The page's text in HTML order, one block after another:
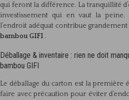
qui feront la différence. La tranquillité
investissement qui en vaut la
l’endroit adéquat contribue grandement
bambou GIFI .
Déballage & inventaire : rien ne doit
bambou GIFI
Le déballage du carton est la première
faire avec précaution pour éviter